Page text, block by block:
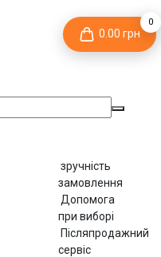
0.00 грн
0
зручність
замовлення
Допомога
при виборі
Післяпродажний
сервіс